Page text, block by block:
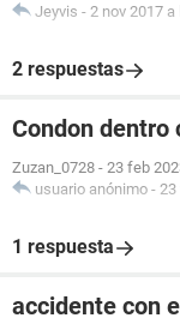
Jeyvis - 2 nov 2017 a
2 respuestas
Condon dentro
Zuzan_0728 - 23 feb
usuario anónimo - 23
1 respuesta
accidente con